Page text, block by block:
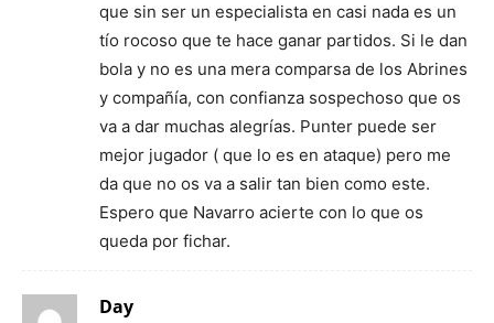
que sin ser un especialista en casi nada es un
tío rocoso que te hace ganar partidos. Si le dan
bola y no es una mera comparsa de los Abrines
y compañía, con confianza sospechoso que os
va a dar muchas alegrías. Punter puede ser
mejor jugador ( que lo es en ataque) pero me
da que no os va a salir tan bien como este.
Espero que Navarro acierte con lo que os
queda por fichar.
Day